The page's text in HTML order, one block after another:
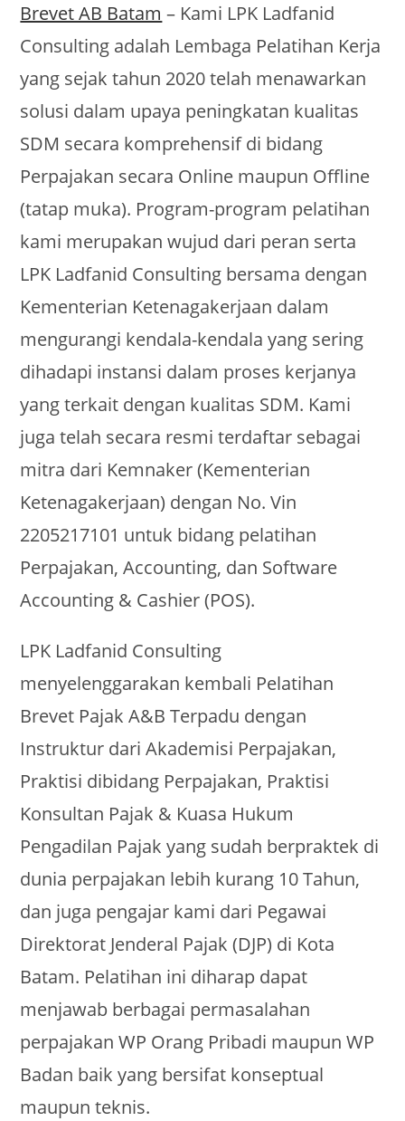
Brevet AB Batam – Kami LPK Ladfanid
Consulting adalah Lembaga Pelatihan Kerja
yang sejak tahun 2020 telah menawarkan
solusi dalam upaya peningkatan kualitas
SDM secara komprehensif di bidang
Perpajakan secara Online maupun Offline
(tatap muka). Program-program pelatihan
kami merupakan wujud dari peran serta
LPK Ladfanid Consulting bersama dengan
Kementerian Ketenagakerjaan dalam
mengurangi kendala-kendala yang sering
dihadapi instansi dalam proses kerjanya
yang terkait dengan kualitas SDM. Kami
juga telah secara resmi terdaftar sebagai
mitra dari Kemnaker (Kementerian
Ketenagakerjaan) dengan No. Vin
2205217101 untuk bidang pelatihan
Perpajakan, Accounting, dan Software
Accounting & Cashier (POS).
LPK Ladfanid Consulting
menyelenggarakan kembali Pelatihan
Brevet Pajak A&B Terpadu dengan
Instruktur dari Akademisi Perpajakan,
Praktisi dibidang Perpajakan, Praktisi
Konsultan Pajak & Kuasa Hukum
Pengadilan Pajak yang sudah berpraktek di
dunia perpajakan lebih kurang 10 Tahun,
dan juga pengajar kami dari Pegawai
Direktorat Jenderal Pajak (DJP) di Kota
Batam. Pelatihan ini diharap dapat
menjawab berbagai permasalahan
perpajakan WP Orang Pribadi maupun WP
Badan baik yang bersifat konseptual
maupun teknis.